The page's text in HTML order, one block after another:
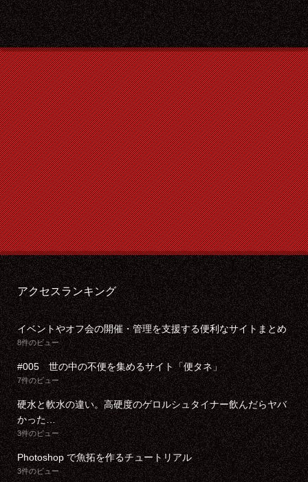
アクセスランキング
イベントやオフ会の開催・管理を支援する便利なサイトまとめ
8件のビュー
#005 世の中の不便を集めるサイト「便タネ」
7件のビュー
硬水と軟水の違い。高硬度のゲロルシュタイナー飲んだらヤバ
かった…
3件のビュー
Photoshop で魚拓を作るチュートリアル
3件のビュー